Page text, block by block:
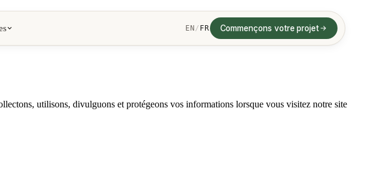
EN / FR Commençons votre projet
utilisons, divulguons et protégeons vos informations lorsque vous visitez notre site